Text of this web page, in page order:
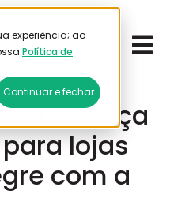
experiência; ao
Política de
Continuar e fechar
frete
conheça
lojas
com a